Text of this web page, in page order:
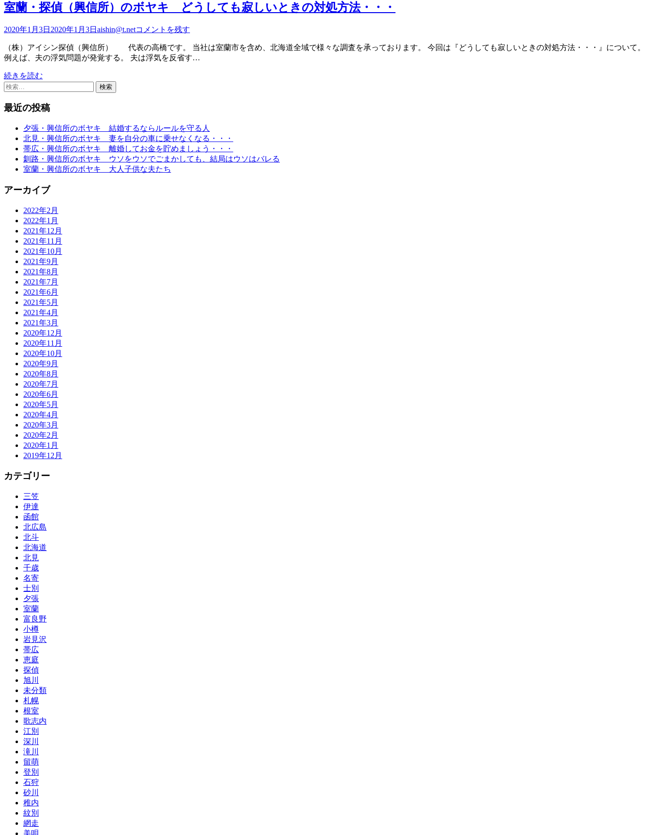
室蘭・探偵（興信所）のボヤキ どうしても寂しいときの対処方法・・・
2020年1月3日 2020年1月3日 aishin@t.netコメントを残す
（株）アイシン探偵（興信所） 代表の高橋です。 当社は室蘭市を含め、北海道全域で様々な調査を承っております。 今回は『どうしても寂しいときの対処方法・・・』について。
例えば、夫の浮気問題が発覚する。 夫は浮気を反省す…
続きを読む
検
最近の投稿
夕張・興信所のボヤキ 結婚するならルールを守る人
北見・興信所のボヤキ 妻を自分の車に乗せなくなる・・・
帯広・興信所のボヤキ 離婚してお金を貯めましょう・・・
釧路・興信所のボヤキ ウソをウソでごまかしても、結局はウソはバレる
室蘭・興信所のボヤキ 大人子供な夫たち
アーカイブ
2022年2月
2022年1月
2021年12月
2021年11月
2021年10月
2021年9月
2021年8月
2021年7月
2021年6月
2021年5月
2021年4月
2021年3月
2020年12月
2020年11月
2020年10月
2020年9月
2020年8月
2020年7月
2020年6月
2020年5月
2020年4月
2020年3月
2020年2月
2020年1月
2019年12月
カテゴリー
三笠
伊達
函館
北広島
北斗
北海道
北見
千歳
名寄
士別
夕張
室蘭
富良野
小樽
岩見沢
帯広
恵庭
探偵
旭川
未分類
札幌
根室
歌志内
江別
深川
滝川
留萌
登別
石狩
砂川
稚内
紋別
網走
美唄